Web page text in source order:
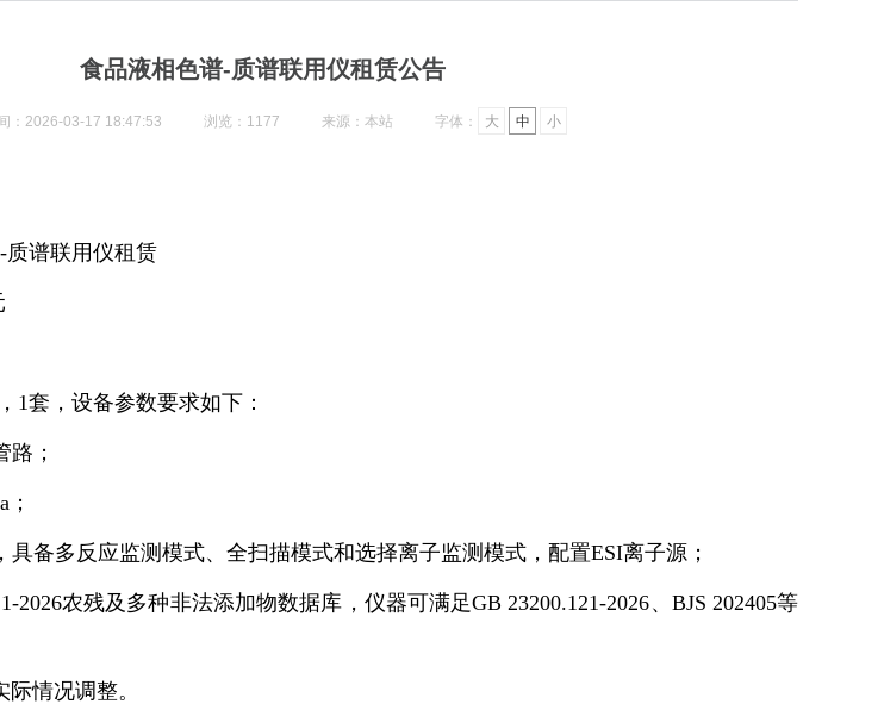
食品液相色谱-质谱联用仪租赁公告
：2026-03-17 18:47:53 浏览：1177 来源：本站 字体： 大 中 小
谱联用仪租赁
1套，设备参数要求如下：
；
具备多反应监测模式、全扫描模式和选择离子监测模式，配置ESI离子源；
2026农残及多种非法添加物数据库，仪器可满足GB 23200.121-2026、BJS 202405等
情况调整。